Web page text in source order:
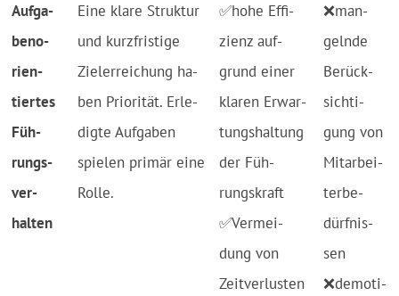
Auf­ga­
ben­o­
rien­
tier­tes
Füh­
rungs­
ver­
halten
Ei­ne kla­re Struk­tur
und kurz­fris­ti­ge
Ziel­er­rei­chung ha­
ben Prio­ri­tät. Erle­
digte Auf­gaben
spielen primär eine
Rolle.
✅ho­he Ef­fi­
zienz auf­
grund ei­ner
kla­ren Er­war­
tungs­hal­tung
der Füh­
rungs­kraft
✅Ver­mei­
dung von
Zeit­ver­lus­ten
❌man­
geln­de
Be­rück­
sich­ti­
gung von
Mit­ar­bei­
ter­be­
dürf­nis­
sen
❌de­mo­ti­